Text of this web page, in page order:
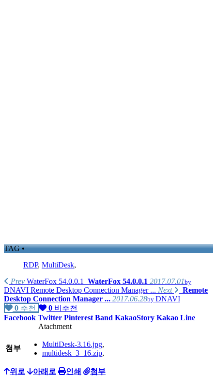
TAG •
RDP, MultiDesk,
Prev WaterFox 54.0.0.1 WaterFox 54.0.0.1 2017.07.01by
DNAVI Remote Desktop Connection Manager ... Next
Remote
Desktop Connection Manager ... 2017.06.28by DNAVI
0 추천 0 비추천
Facebook Twitter Pinterest Band KakaoStory Kakao Line
Atachment
첨부 MultiDesk-3.16.jpg,
multidesk_3_16.zip,
위로 아래로 인쇄
첨부